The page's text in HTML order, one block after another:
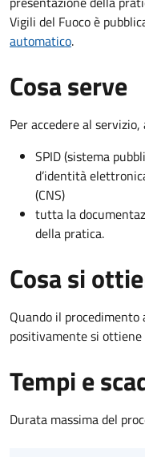
Vigili del Fuoco è
automatico.
Cosa serve
Per accedere al
SPID (sistema
d’identità
(CNS)
tutta la
della pratica.
Cosa si
Quando il
positivamente si
Tempi e
Durata massima del